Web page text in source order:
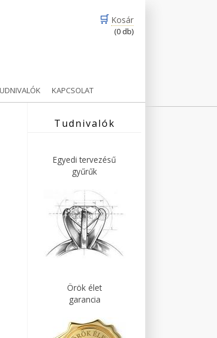
🛒 Kosár
(0 db)
KAPCSOLAT
Tudnivalók
Egyedi tervezésű
gyűrűk
Örök élet
garancia